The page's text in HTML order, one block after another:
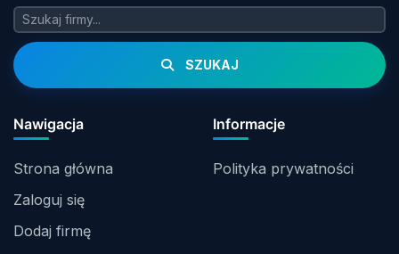
SZUKAJ
Nawigacja
Strona główna
Zaloguj się
Dodaj firmę
Informacje
Polityka prywatności